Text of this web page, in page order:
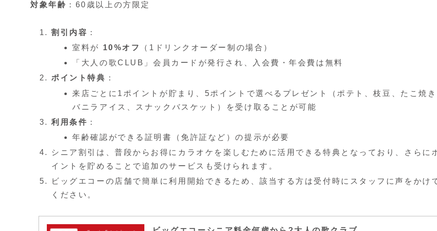
対象年齢 ：60歳以上の方限定
割引内容 ：
室料が 10%オフ
（1ドリンクオーダー制の場合）
「大人の歌CLUB」会員カードが発行され、入会費・年会費は無料
ポイント特典 ：
来店ごとに1ポイントが貯まり、5ポイントで選べるプレゼント（ポテト、枝豆、たこ焼
バニラアイス、スナックバスケット）を受け取ることが可能
利用条件 ：
年齢確認ができる証明書（免許証など）の提示が必要
シニア割引は、普段からお得にカラオケを楽しむために活用できる特典となっており、さらに
イントを貯めることで追加のサービスも受けられます。
ビッグエコーの店舗で簡単に利用開始できるため、該当する方は受付時にスタッフに声をかけ
ください。